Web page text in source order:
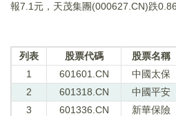
報7.1元，天茂集團(000627.CN)跌
列表 股票代碼 股票名稱
1
601601.CN 中國太保
2
601318.CN 中國平安
3
601336.CN 新華保險